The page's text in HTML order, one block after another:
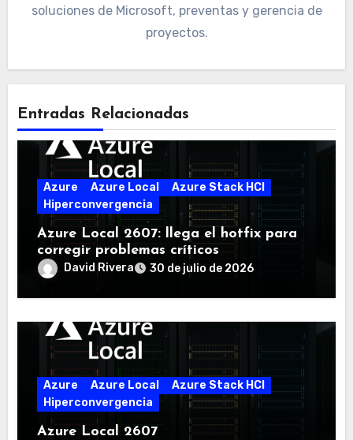
soluciones de Microsoft, preventas y gerencia de
proyectos.
Entradas Relacionadas
Azure Azure Local
Azure Stack HCI
Hiperconvergencia
Azure Local 2607: llega el hotfix para
corregir problemas críticos
David Rivera 30 de julio de 2026
Azure Azure Local
Azure Stack HCI
Hiperconvergencia
Azure Local 2607